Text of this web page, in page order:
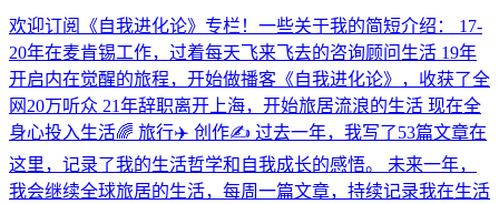
欢迎订阅《自我进化论》专栏！一些关于我的简短介绍： 17-
20年在麦肯锡工作，过着每天飞来飞去的咨询顾问生活 19年
开启内在觉醒的旅程，开始做播客《自我进化论》，收获了全
网20万听众 21年辞职离开上海，开始旅居流浪的生活 现在全
身心投入生活🌈 旅行✈️ 创作✍️ 过去一年，我写了53篇文章在
这里，记录了我的生活哲学和自我成长的感悟。 未来一年，
我会继续全球旅居的生活，每周一篇文章，持续记录我在生活